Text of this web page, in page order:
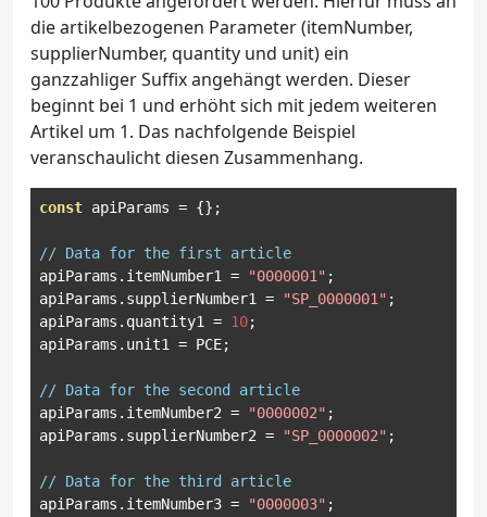
die artikelbezogenen Parameter (itemNumber,
supplierNumber, quantity und unit) ein
ganzzahliger Suffix angehängt werden. Dieser
beginnt bei 1 und erhöht sich mit jedem weiteren
Artikel um 1. Das nachfolgende Beispiel
veranschaulicht diesen Zusammenhang.
const apiParams = {};
// Data for the first article
apiParams . itemNumber1 = "0000001" ;
apiParams . supplierNumber1 = "SP_0000001" ;
apiParams . quantity1 = 10;
apiParams . unit1 = PCE;
// Data for the second article
apiParams . itemNumber2 = "0000002" ;
apiParams . supplierNumber2 = "SP_0000002" ;
// Data for the third article
apiParams . itemNumber3 = "0000003" ;